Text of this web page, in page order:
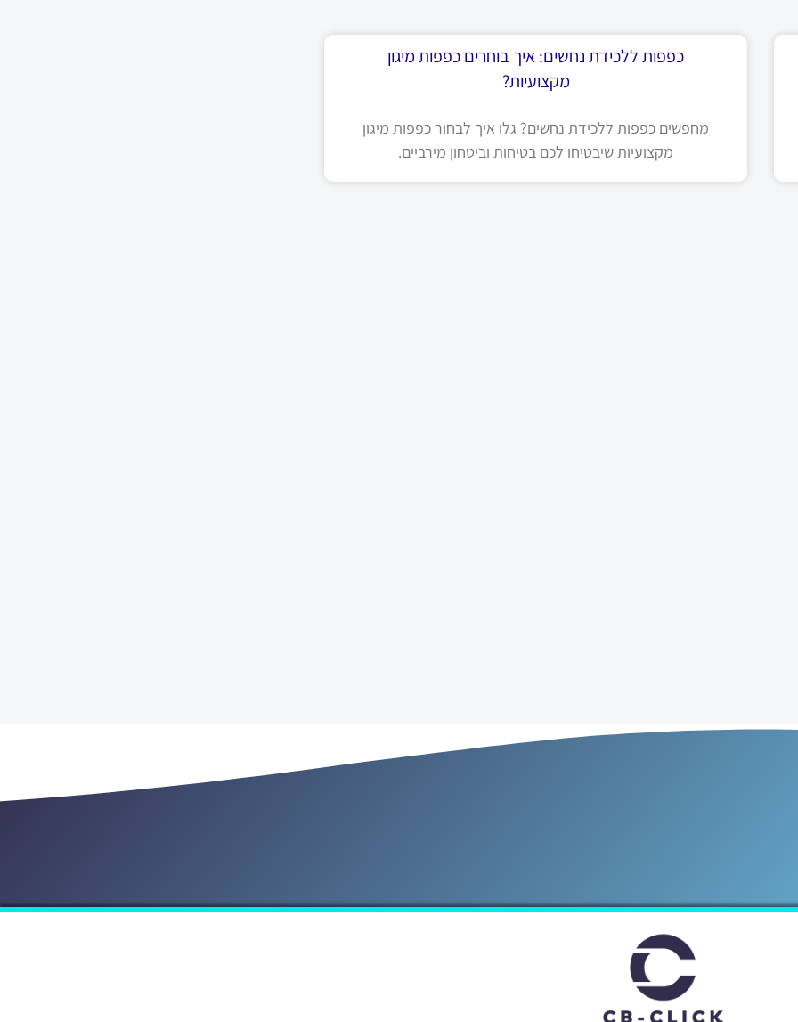
כפפות ללכידת נחשים: איך בוחרים כפפות מיגון
מקצועיות?
מחפשים כפפות ללכידת נחשים? גלו איך לבחור כפפות מיגון
מקצועיות שיבטיחו לכם בטיחות וביטחון מירביים.